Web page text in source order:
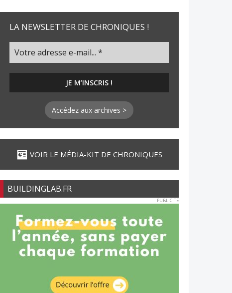
LA NEWSLETTER DE CHRONIQUES !
Accédez aux archives >
VOIR LE MÉDIA-KIT DE CHRONIQUES
BUILDINGLAB.FR
PUBLICITE